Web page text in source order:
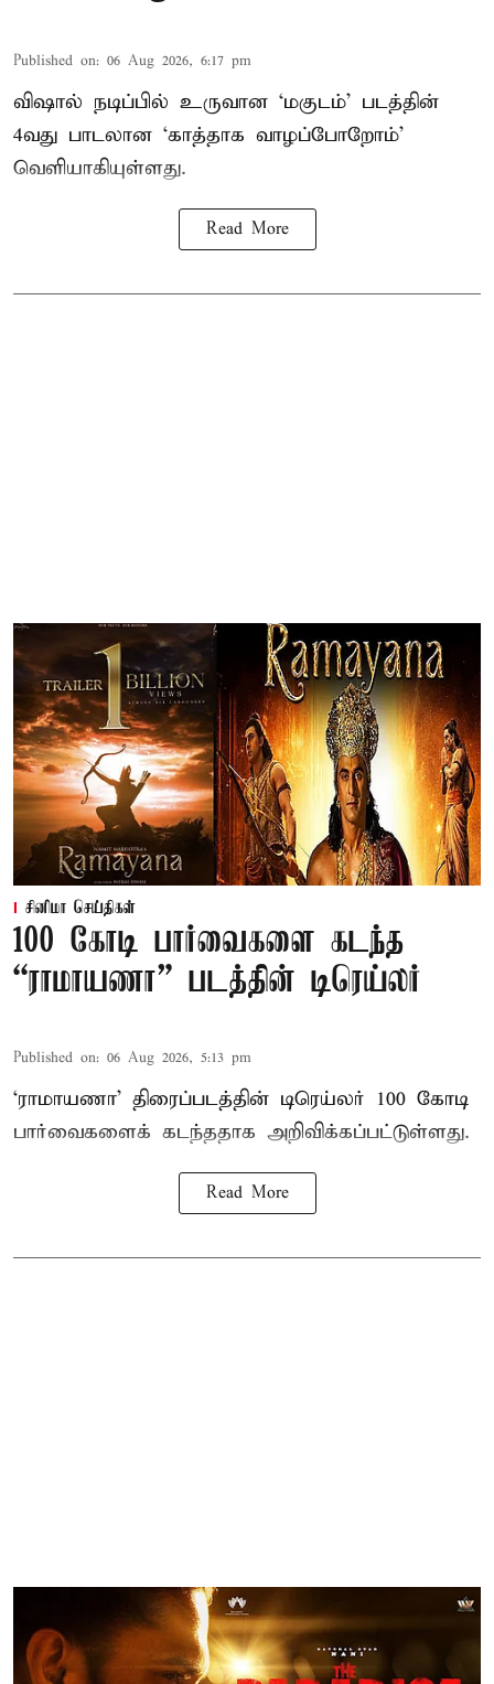
Published on: 06 Aug 2026, 6:17 pm
விஷால் நடிப்பில் உருவான ‘மகுடம்’ படத்தின்
4வது பாடலான ‘காத்தாக வாழப்போறோம்’
வெளியாகியுள்ளது.
Read More
சினிமா செய்திகள்
100 கோடி பார்வைகளை கடந்த
“ராமாயணா” படத்தின் டிரெய்லர்
Published on: 06 Aug 2026, 5:13 pm
‘ராமாயணா’ திரைப்படத்தின் டிரெய்லர் 100 கோடி
பார்வைகளைக் கடந்ததாக அறிவிக்கப்பட்டுள்ளது.
Read More